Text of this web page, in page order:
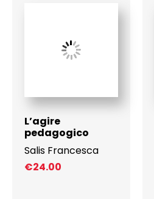
L’agire
pedagogico
Salis Francesca
€24.00